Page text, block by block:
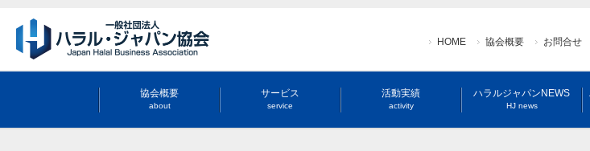
HOME 協会概要 お問合せ
協会概要
about
サービス
service
活動実績
activity
ハラルジャパンNEWS
HJ news